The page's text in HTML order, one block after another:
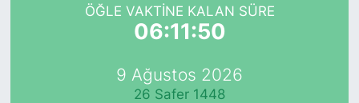
ÖĞLE VAKTINE KALAN SÜRE
06:11:50
9 Ağustos 2026
26 Safer 1448
TFF 1.Lig Puan Durumu ve Fikstür
Tüm Manşetler